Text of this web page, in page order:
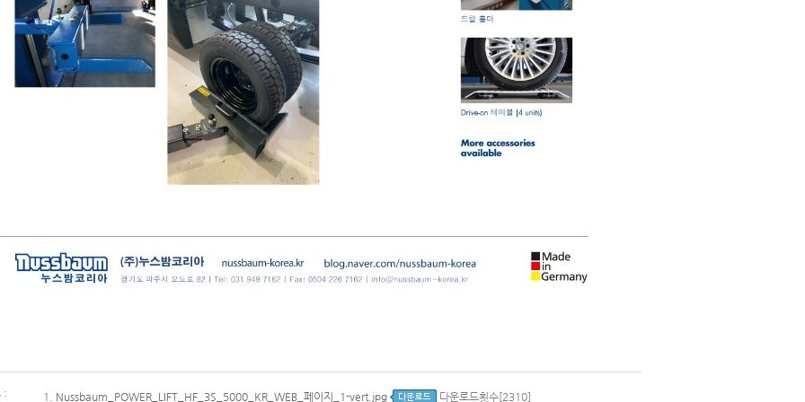
: 1. Nussbaum_POWER_LIFT_HF_3S_5000_KR_WEB_페이지_1-vert.jpg 다운로드횟수[2310]